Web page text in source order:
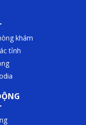
khám
tỉnh